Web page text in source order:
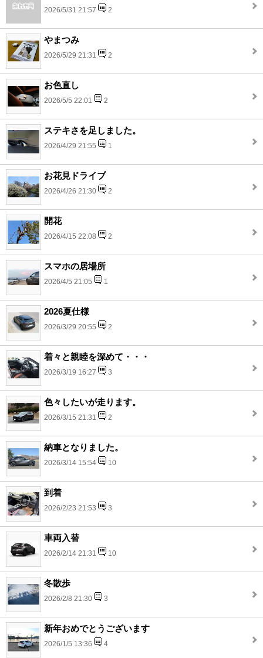
2026/5/31 21:57 2
やまつみ
2026/5/29 21:31 2
お色直し
2026/5/5 22:01 2
ステキさを足しました。
2026/4/29 21:55 1
お花見ドライブ
2026/4/26 21:30 2
開花
2026/4/15 22:08 2
スマホの居場所
2026/4/5 21:05 1
2026夏仕様
2026/3/29 20:55 2
着々と親睦を深めて・・・
2026/3/19 16:27 3
色々したいが走ります。
2026/3/15 21:31 2
納車となりました。
2026/3/14 15:54 10
到着
2026/2/23 21:53 3
車両入替
2026/2/14 21:31 10
冬散歩
2026/2/8 21:30 3
新年おめでとうございます
2026/1/5 13:36 4